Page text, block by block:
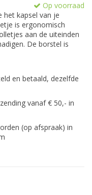
Op voorraad
het kapsel van je
is ergonomisch
aan de uiteinden
De borstel is
en betaald, dezelfde
vanaf € 50,- in
(op afspraak) in